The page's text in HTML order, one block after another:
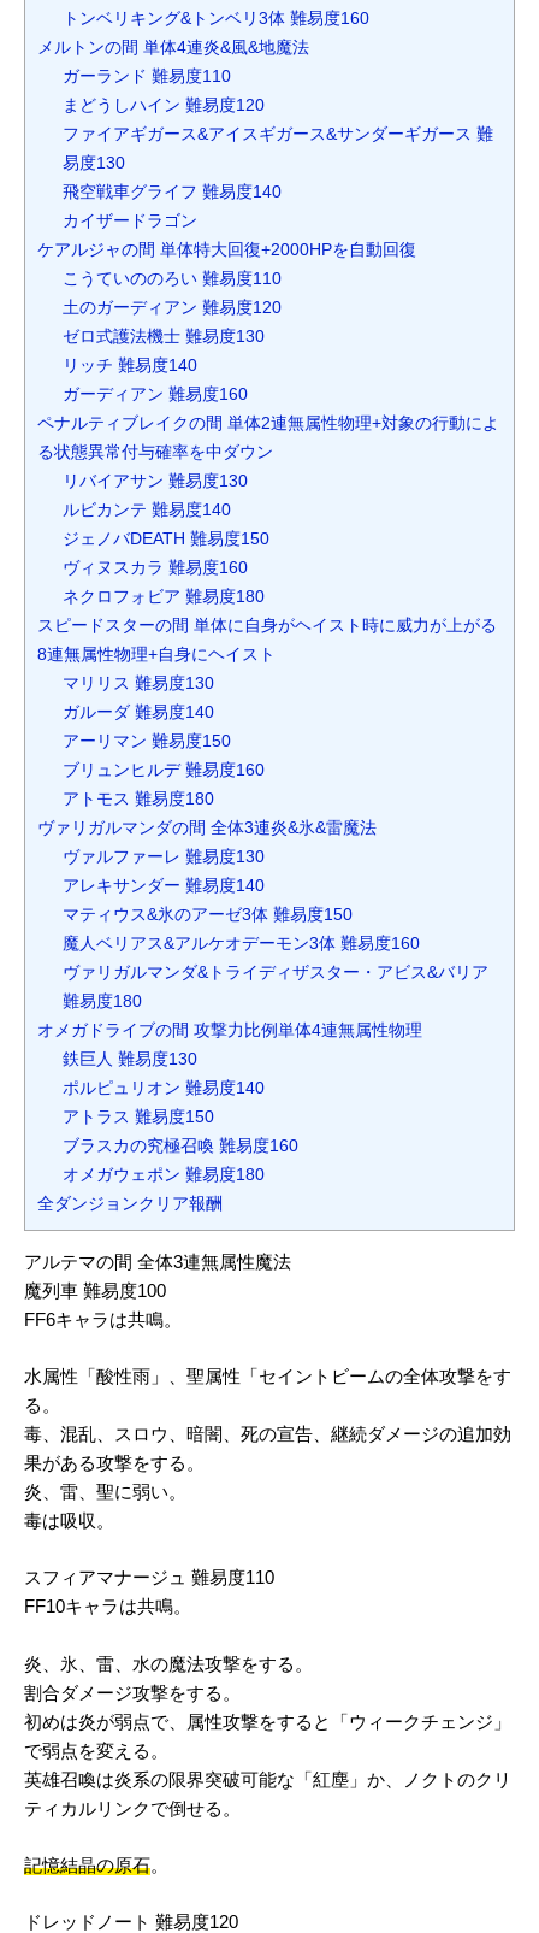
トンベリキング&トンベリ3体 難易度160
メルトンの間 単体4連炎&風&地魔法
ガーランド 難易度110
まどうしハイン 難易度120
ファイアギガース&アイスギガース&サンダーギガース 難
易度130
飛空戦車グライフ 難易度140
カイザードラゴン
ケアルジャの間 単体特大回復+2000HPを自動回復
こうていののろい 難易度110
土のガーディアン 難易度120
ゼロ式護法機士 難易度130
リッチ 難易度140
ガーディアン 難易度160
ペナルティブレイクの間 単体2連無属性物理+対象の行動によ
る状態異常付与確率を中ダウン
リバイアサン 難易度130
ルビカンテ 難易度140
ジェノバDEATH 難易度150
ヴィヌスカラ 難易度160
ネクロフォビア 難易度180
スピードスターの間 単体に自身がヘイスト時に威力が上がる
8連無属性物理+自身にヘイスト
マリリス 難易度130
ガルーダ 難易度140
アーリマン 難易度150
ブリュンヒルデ 難易度160
アトモス 難易度180
ヴァリガルマンダの間 全体3連炎&氷&雷魔法
ヴァルファーレ 難易度130
アレキサンダー 難易度140
マティウス&氷のアーゼ3体 難易度150
魔人ベリアス&アルケオデーモン3体 難易度160
ヴァリガルマンダ&トライディザスター・アビス&バリア
難易度180
オメガドライブの間 攻撃力比例単体4連無属性物理
鉄巨人 難易度130
ポルピュリオン 難易度140
アトラス 難易度150
ブラスカの究極召喚 難易度160
オメガウェポン 難易度180
全ダンジョンクリア報酬
アルテマの間 全体3連無属性魔法
魔列車 難易度100
FF6キャラは共鳴。
水属性「酸性雨」、聖属性「セイントビームの全体攻撃をす
る。
毒、混乱、スロウ、暗闇、死の宣告、継続ダメージの追加効
果がある攻撃をする。
炎、雷、聖に弱い。
毒は吸収。
スフィアマナージュ 難易度110
FF10キャラは共鳴。
炎、氷、雷、水の魔法攻撃をする。
割合ダメージ攻撃をする。
初めは炎が弱点で、属性攻撃をすると「ウィークチェンジ」
で弱点を変える。
英雄召喚は炎系の限界突破可能な「紅塵」か、ノクトのクリ
ティカルリンクで倒せる。
記憶結晶の原石。
ドレッドノート 難易度120